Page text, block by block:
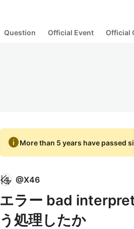
Question Official Event Official
infoMore than 5 years have passed
@X46
エラー bad
う処理したか